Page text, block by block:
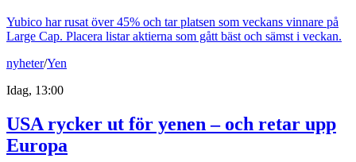
Yubico har rusat över 45% och tar platsen som veckans vinnare på
Large Cap. Placera listar aktierna som gått bäst och sämst i veckan.
nyheter/Yen
Idag, 13:00
USA rycker ut för yenen – och retar upp
Europa